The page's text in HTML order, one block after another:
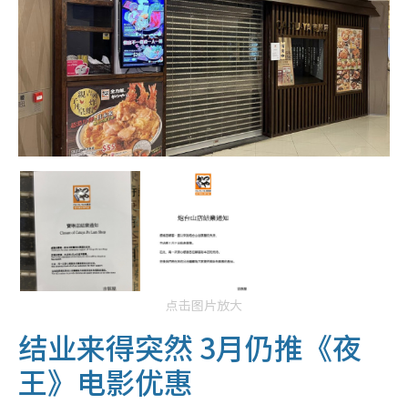
点击图片放大
结业来得突然 3月仍推《夜
王》电影优惠